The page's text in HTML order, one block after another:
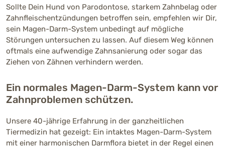
Sollte Dein Hund von Parodontose, starkem Zahnbelag oder
Zahnfleischentzündungen betroffen sein, empfehlen wir Dir,
sein Magen-Darm-System unbedingt auf mögliche
Störungen untersuchen zu lassen. Auf diesem Weg können
oftmals eine aufwendige Zahnsanierung oder sogar das
Ziehen von Zähnen verhindern werden.
Ein normales Magen-Darm-System kann vor
Zahnproblemen schützen.
Unsere 40-jährige Erfahrung in der ganzheitlichen
Tiermedizin hat gezeigt: Ein intaktes Magen-Darm-System
mit einer harmonischen Darmflora bietet in der Regel einen